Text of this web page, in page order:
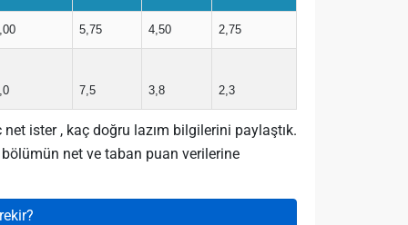
5,75 4,50 2,75
7,5 3,8 2,3
ister , kaç doğru lazım bilgilerini paylaştık.
net ve taban puan verilerine